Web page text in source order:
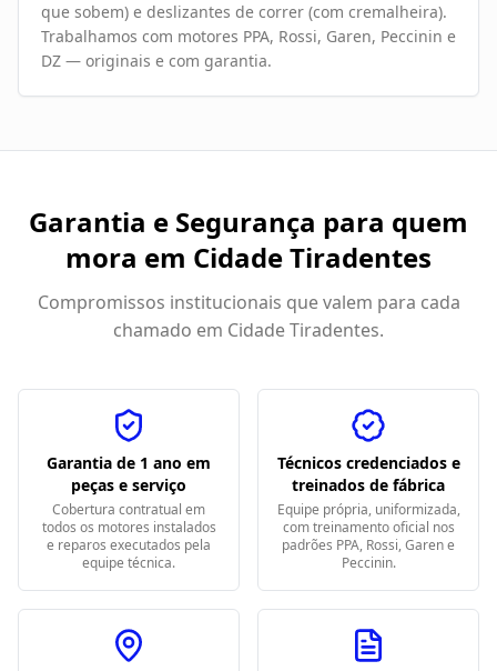
que sobem) e deslizantes de correr (com cremalheira).
Trabalhamos com motores PPA, Rossi, Garen, Peccinin e
DZ — originais e com garantia.
Garantia e Segurança para quem
mora em Cidade Tiradentes
Compromissos institucionais que valem para cada
chamado em Cidade Tiradentes.
Garantia de 1 ano em
peças e serviço
Cobertura contratual em
todos os motores instalados
e reparos executados pela
equipe técnica.
Técnicos credenciados e
treinados de fábrica
Equipe própria, uniformizada,
com treinamento oficial nos
padrões PPA, Rossi, Garen e
Peccinin.